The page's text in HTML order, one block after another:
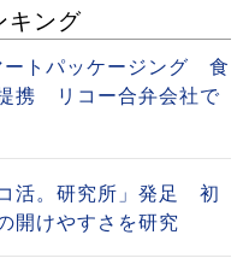
キング
ートパッケージング 食
携 リコー合弁会社で
活。研究所」発足 初
開けやすさを研究